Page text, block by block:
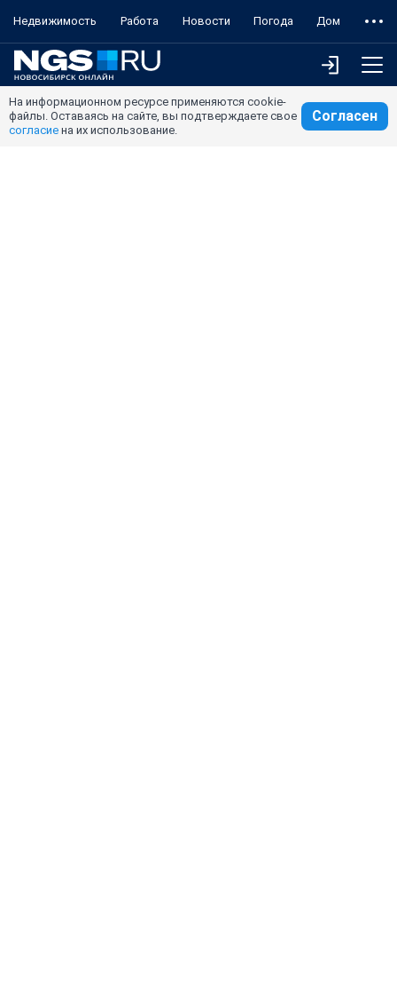
Недвижимость Работа Новости Погода Дом
На информационном ресурсе применяются cookie-
файлы. Оставаясь на сайте, вы подтверждаете свое
согласие на их использование.
Согласен